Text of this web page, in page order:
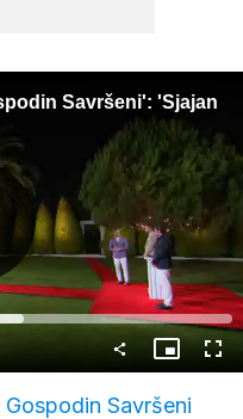
Savršeni': 'Sjajan
Slika
u
Gospodin Savršeni